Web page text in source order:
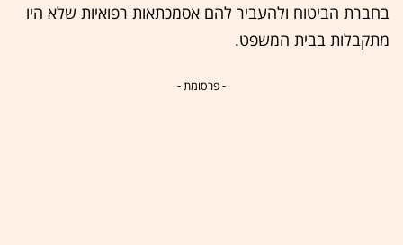
בחברת הביטוח ולהעביר להם אסמכתאות רפואיות שלא היו
מתקבלות בבית המשפט.
- פרסומת -